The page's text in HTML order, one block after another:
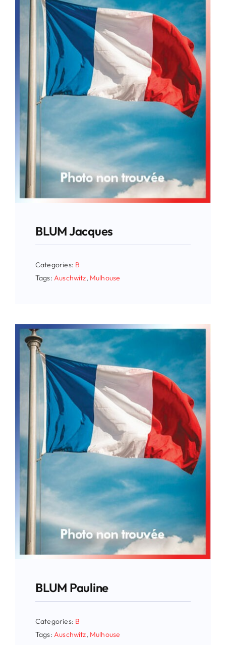
BLUM Jacques
Categories: B
Tags:Auschwitz, Mulhouse
BLUM Pauline
Categories: B
Tags:Auschwitz, Mulhouse